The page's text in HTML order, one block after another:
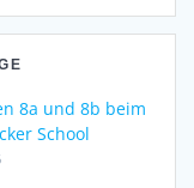
8a und 8b beim
School